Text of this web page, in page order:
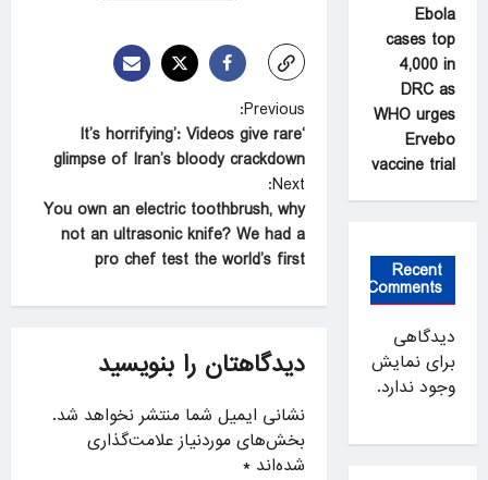
P
o
s
t
n
v
i
g
a
t
Previous:
‘It’s horrifying’: Videos give rare
glimpse of Iran’s bloody crackdown
Next:
You own an electric toothbrush, why
not an ultrasonic knife? We had a
pro chef test the world’s first
دیدگاهتان را بنویسید
نشانی ایمیل شما منتشر نخواهد شد.
بخش‌های موردنیاز علامت‌گذاری
شده‌اند*
Ebola
cases top
4,000 in
DRC as
WHO urges
Ervebo
vaccine trial
Recent
Comments
دیدگاهی
برای نمایش
وجود ندارد.